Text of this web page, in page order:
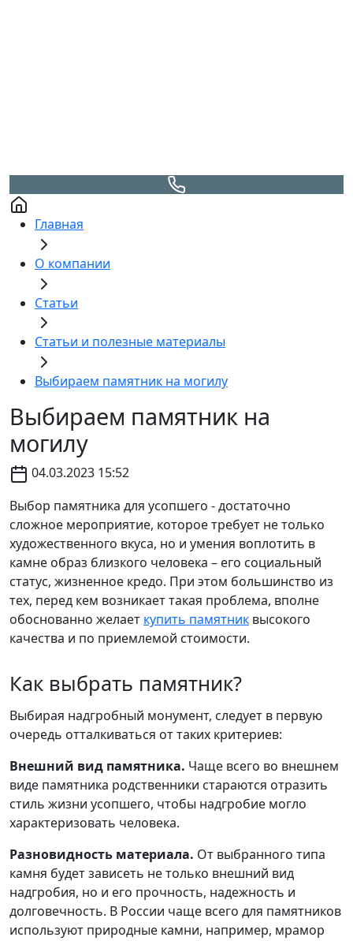
Главная
О компании
Статьи
Статьи и полезные материалы
Выбираем памятник на могилу
Выбираем памятник на
могилу
04.03.2023 15:52
Выбор памятника для усопшего - достаточно
сложное мероприятие, которое требует не только
художественного вкуса, но и умения воплотить в
камне образ близкого человека – его социальный
статус, жизненное кредо. При этом большинство из
тех, перед кем возникает такая проблема, вполне
обоснованно желает купить памятник высокого
качества и по приемлемой стоимости.
Как выбрать памятник?
Выбирая надгробный монумент, следует в первую
очередь отталкиваться от таких критериев:
Внешний вид памятника. Чаще всего во внешнем
виде памятника родственники стараются отразить
стиль жизни усопшего, чтобы надгробие могло
характеризовать человека.
Разновидность материала. От выбранного типа
камня будет зависеть не только внешний вид
надгробия, но и его прочность, надежность и
долговечность. В России чаще всего для памятников
используют природные камни, например, мрамор